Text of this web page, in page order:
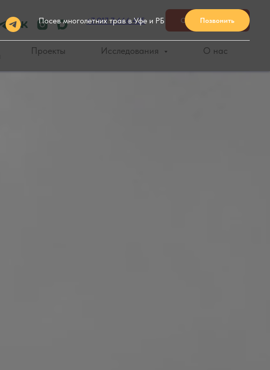
+7 917 7 666 425 Оставить заявку
Проекты Исследования
О нас
Посев многолетних трав в Уфе и РБ Позвонить